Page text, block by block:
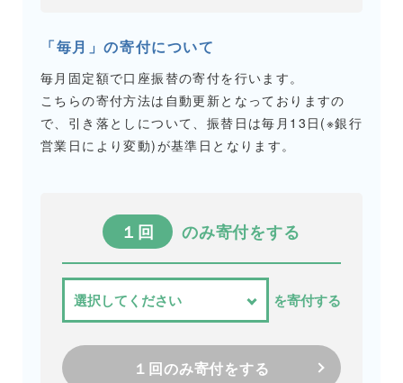
「毎月」の寄付について
毎月固定額で口座振替の寄付を行います。
こちらの寄付方法は自動更新となっておりますの
で、引き落としについて、振替日は毎月13日(※銀行
営業日により変動)が基準日となります。
１回 のみ寄付をする
を寄付する
１回のみ寄付をする